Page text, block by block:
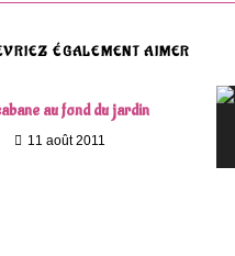
ÉGALEMENT AIMER
au fond du jardin
11 août 2011